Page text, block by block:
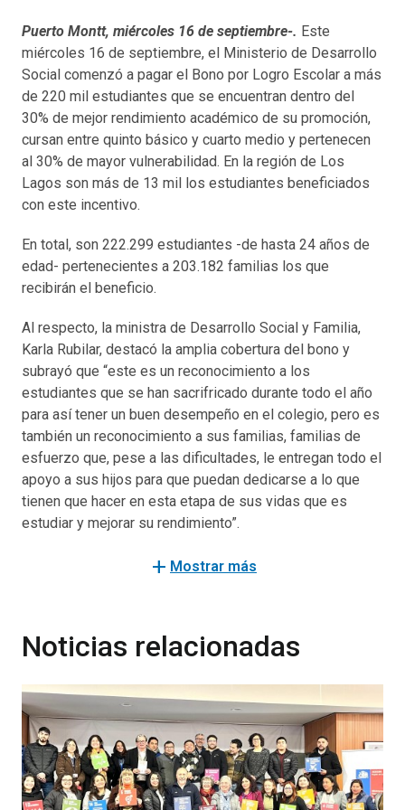
Puerto Montt, miércoles 16 de septiembre-. Este
miércoles 16 de septiembre, el Ministerio de Desarrollo
Social comenzó a pagar el Bono por Logro Escolar a más
de 220 mil estudiantes que se encuentran dentro del
30% de mejor rendimiento académico de su promoción,
cursan entre quinto básico y cuarto medio y pertenecen
al 30% de mayor vulnerabilidad. En la región de Los
Lagos son más de 13 mil los estudiantes beneficiados
con este incentivo.
En total, son 222.299 estudiantes -de hasta 24 años de
edad- pertenecientes a 203.182 familias los que
recibirán el beneficio.
Al respecto, la ministra de Desarrollo Social y Familia,
Karla Rubilar, destacó la amplia cobertura del bono y
subrayó que “este es un reconocimiento a los
estudiantes que se han sacrifricado durante todo el año
para así tener un buen desempeño en el colegio, pero es
también un reconocimiento a sus familias, familias de
esfuerzo que, pese a las dificultades, le entregan todo el
apoyo a sus hijos para que puedan dedicarse a lo que
tienen que hacer en esta etapa de sus vidas que es
estudiar y mejorar su rendimiento”.
El Bono Logro Escolar forma parte del Subsistema de
excelencia académica durante el año académico 2019 es
$62.350: para 109.801 estudiantes que se
encuentren dentro del 15% de mejor rendimiento.
$37.412: para 112.498 estudiantes que se
encuentren entre el 15% y 30% de mejor
rendimiento.
add Mostrar más
Noticias relacionadas